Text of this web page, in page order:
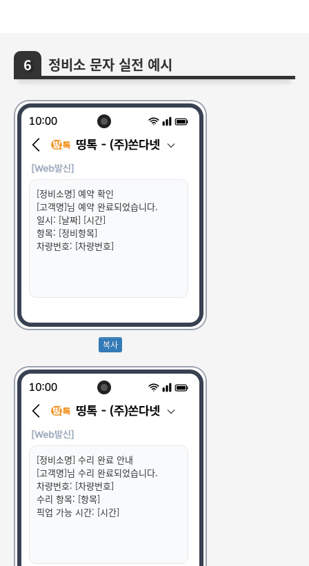
정비소 문자 실전 예시
[정비소명] 예약 확인
[고객명]님 예약 완료되었습니다.
일시: [날짜] [시간]
항목: [정비항목]
[정비소명] 수리 완료 안내
[고객명]님 수리 완료되었습니다.
차량번호: [차량번호]
수리 항목: [항목]